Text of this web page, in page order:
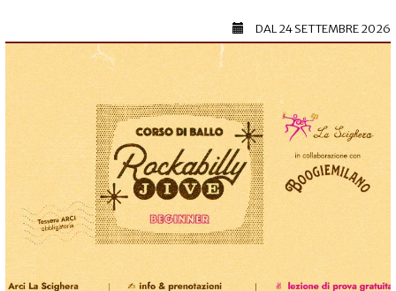
DAL24 SETTEMBRE 2026